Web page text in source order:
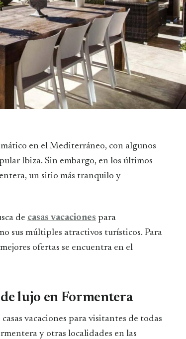
Ibiza. Sin embargo, en los últimos
un sitio más tranquilo y
de casas vacaciones para
sus múltiples atractivos turísticos. Para
ofertas se encuentra en el
lujo en Formentera
vacaciones para visitantes de todas
y otras localidades en las